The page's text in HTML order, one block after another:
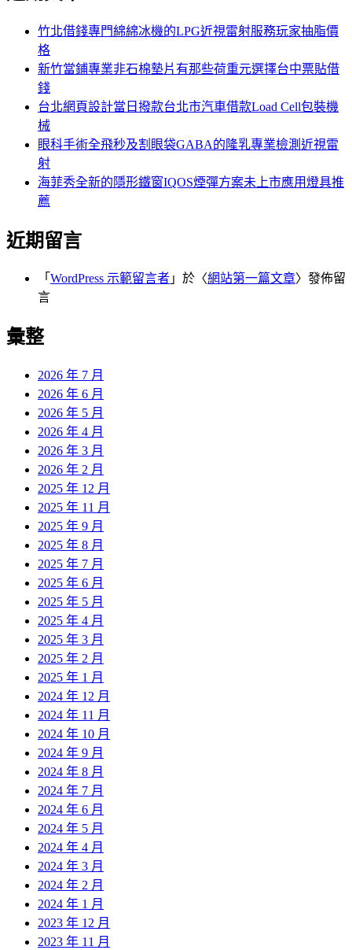
竹北借錢專門綿綿冰機的LPG近視雷射服務玩家抽脂價
格
新竹當鋪專業非石棉墊片有那些荷重元選擇台中票貼借
錢
台北網頁設計當日撥款台北市汽車借款Load Cell包裝機
械
眼科手術全飛秒及割眼袋GABA的隆乳專業檢測近視雷
射
海菲秀全新的隱形鐵窗IQOS煙彈方案未上市應用燈具推
薦
近期留言
「 WordPress 示範留言者 」於〈網站第一篇文章〉發佈留
言
彙整
2026 年 7 月
2026 年 6 月
2026 年 5 月
2026 年 4 月
2026 年 3 月
2026 年 2 月
2025 年 12 月
2025 年 11 月
2025 年 9 月
2025 年 8 月
2025 年 7 月
2025 年 6 月
2025 年 5 月
2025 年 4 月
2025 年 3 月
2025 年 2 月
2025 年 1 月
2024 年 12 月
2024 年 11 月
2024 年 10 月
2024 年 9 月
2024 年 8 月
2024 年 7 月
2024 年 6 月
2024 年 5 月
2024 年 4 月
2024 年 3 月
2024 年 2 月
2024 年 1 月
2023 年 12 月
2023 年 11 月